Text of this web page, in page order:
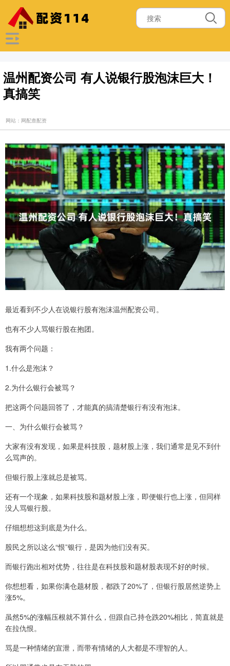
温州配资公司 有人说银行股泡沫巨大！
真搞笑
网站：网配查配资
最近看到不少人在说银行股有泡沫温州配资公司。
也有不少人骂银行股在抱团。
我有两个问题：
1.什么是泡沫？
2.为什么银行会被骂？
把这两个问题回答了，才能真的搞清楚银行有没有泡沫。
一、为什么银行会被骂？
大家有没有发现，如果是科技股，题材股上涨，我们通常是见不到什
么骂声的。
但银行股上涨就总是被骂。
还有一个现象，如果科技股和题材股上涨，即便银行也上涨，但同样
没人骂银行股。
仔细想想这到底是为什么。
股民之所以这么“恨”银行，是因为他们没有买。
而银行跑出相对优势，往往是在科技股和题材股表现不好的时候。
你想想看，如果你满仓题材股，都跌了20%了，但银行股居然逆势上
涨5%。
虽然5%的涨幅压根就不算什么，但跟自己持仓跌20%相比，简直就是
在拉仇恨。
骂是一种情绪的宣泄，而带有情绪的人大都是不理智的人。